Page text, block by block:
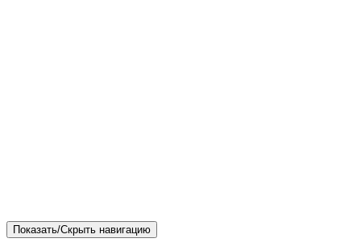
Показать/Скрыть навигацию